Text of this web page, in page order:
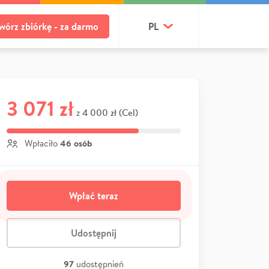
zbiórkę - za darmo PL
3 071 zł z 4 000 zł (Cel)
Wpłaciło 46 osób
Wpłać teraz
Udostępnij
97 udostępnień